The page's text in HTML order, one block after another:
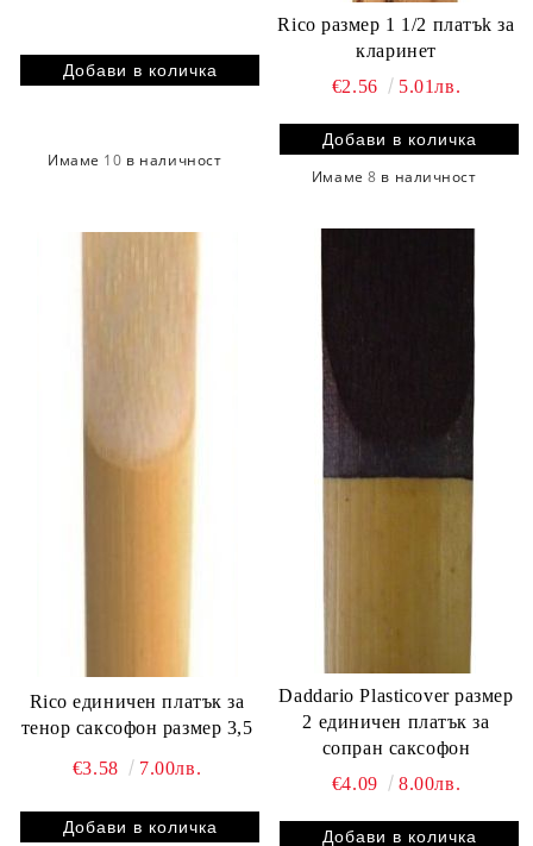
Имаме 10 в наличност
Rico размер 1 1/2 платъk за
кларинет
€2.56
5.01лв.
Имаме8 в наличност
Rico единичен платък за
тенор саксофон размер 3,5
€3.58 7.00лв.
Daddario Plasticover размер
2 единичен платък за
сопран саксофон
€4.09
8.00лв.